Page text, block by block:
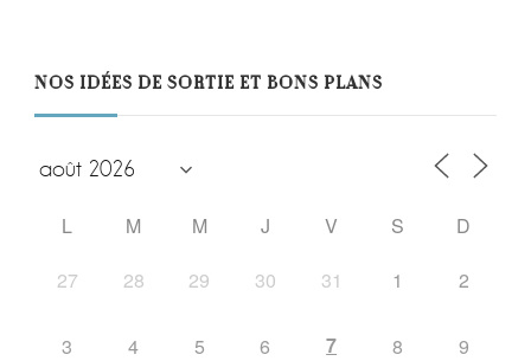
NOS IDÉES DE SORTIE ET BONS PLANS
L M M J V S
D
27
28 29 30 31 1 2
3 4 5 6 7 8 9